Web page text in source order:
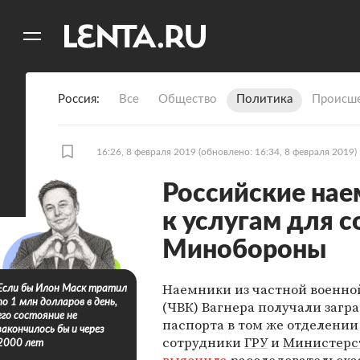
Россия Все Общество Политика
16:26, 8 февраля 2019 (обновлено: 16:34, 8 февраля 2019)
Российские
к услугам для
Минобороны
Наемники из частной
(ЧВК) Вагнера получали
паспорта в том же
сотрудникиГРУи
бы Илон Маск тратил
1 млн долларов в день,
состояние не
бы и через
лет